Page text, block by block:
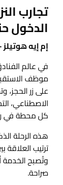
تجارب
الدخول
إم إيه
في عالم
موظف
على زر الحجز،
الاصطناعي،
كل محطة في
هذه الرحلة
ترتيب العلاقة
وتُصبح
صراحة.